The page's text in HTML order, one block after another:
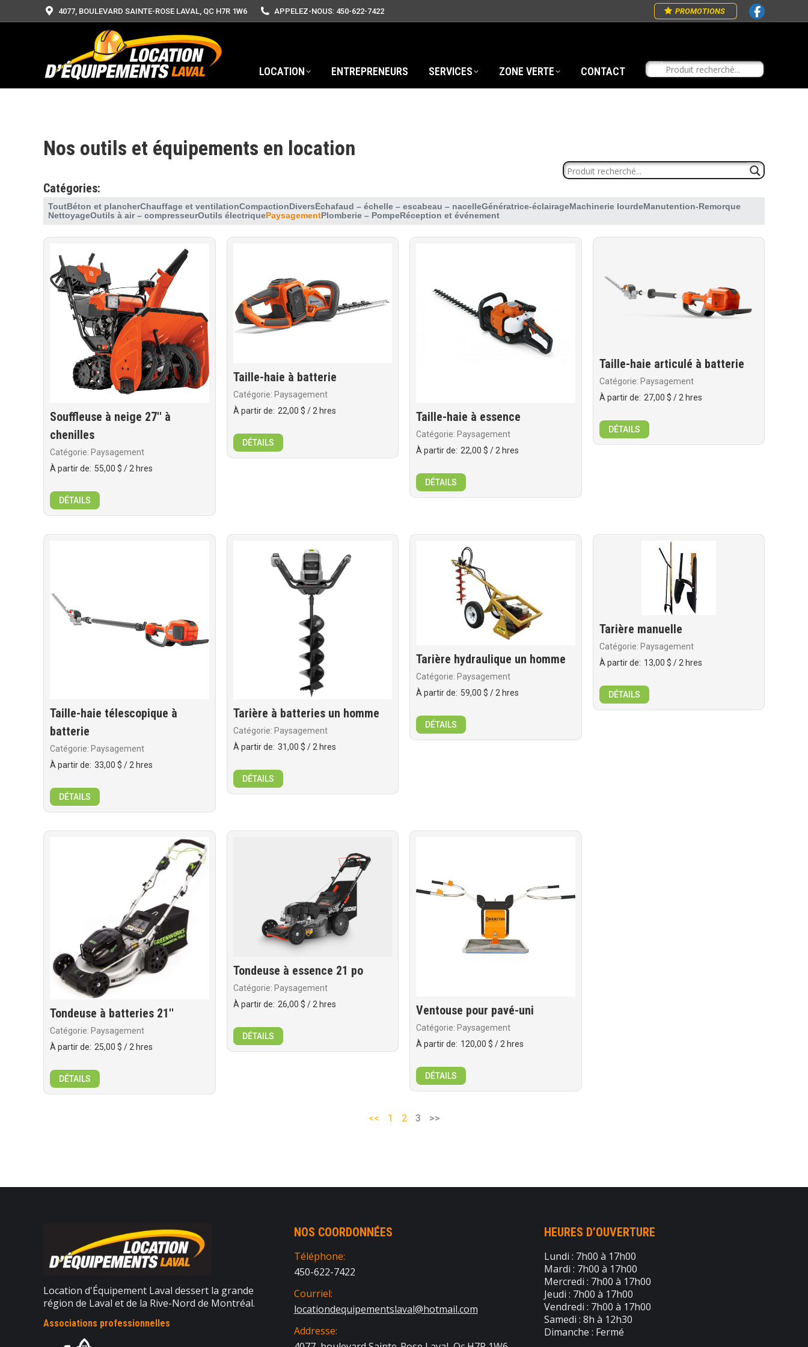
4077, BOULEVARD SAINTE-ROSE LAVAL, QC H7R 1W6 APPELEZ-NOUS: 450-622-7422 PROMOTIONS
LOCATION ENTREPRENEURS SERVICES ZONE VERTE CONTACT
Nos outils et équipements en location
Catégories:
Béton et plancherChauffage et ventilationCompactionDiversÉchafaud – échelle – escabeau – nacelleGénératrice-éclairageMachinerie lourdeManutention-Remorque
NettoyageOutils à air – compresseurOutils électriquePaysagementPlomberie – PompeRéception et événement
Tout
Souffleuse à neige 27'' à
chenilles
Catégorie: Paysagement
À partir de: 55,00 $ / 2 hres
DÉTAILS
Taille-haie à batterie
Catégorie: Paysagement
À partir de: 22,00 $ / 2 hres
DÉTAILS
Taille-haie à essence
Catégorie: Paysagement
À partir de: 22,00 $ / 2 hres
DÉTAILS
Taille-haie articulé à batterie
Catégorie: Paysagement
À partir de: 27,00 $ / 2 hres
DÉTAILS
Taille-haie télescopique à
batterie
Catégorie: Paysagement
À partir de: 33,00 $ / 2 hres
DÉTAILS
Tarière à batteries un homme
Catégorie: Paysagement
À partir de: 31,00 $ / 2 hres
DÉTAILS
Tarière hydraulique un homme
Catégorie: Paysagement
À partir de: 59,00 $ / 2 hres
DÉTAILS
Tarière manuelle
Catégorie: Paysagement
À partir de: 13,00 $ / 2 hres
DÉTAILS
Tondeuse à batteries 21''
Catégorie: Paysagement
À partir de: 25,00 $ / 2 hres
DÉTAILS
Tondeuse à essence 21 po
Catégorie: Paysagement
À partir de: 26,00 $ / 2 hres
DÉTAILS
Ventouse pour pavé-uni
Catégorie: Paysagement
À partir de: 120,00 $ / 2 hres
DÉTAILS
<< 1 2 3 >>
Location d'Équipement Laval dessert la grande
région de Laval et de la Rive-Nord de Montréal.
Associations professionnelles
NOS COORDONNÉES
Téléphone:
450-622-7422
Courriel:
locationdequipementslaval@hotmail.com
Addresse:
HEURES D’OUVERTURE
Lundi : 7h00 à 17h00
Mardi : 7h00 à 17h00
Mercredi : 7h00 à 17h00
Jeudi : 7h00 à 17h00
Vendredi : 7h00 à 17h00
Samedi : 8h à 12h30
Dimanche : Fermé